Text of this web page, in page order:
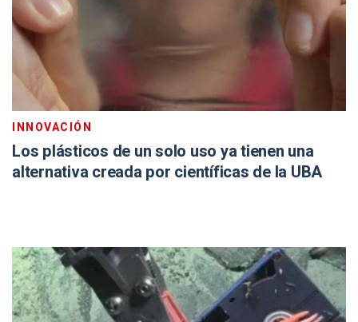
INNOVACIÓN
Los plásticos de un solo uso ya tienen una
alternativa creada por científicas de la UBA